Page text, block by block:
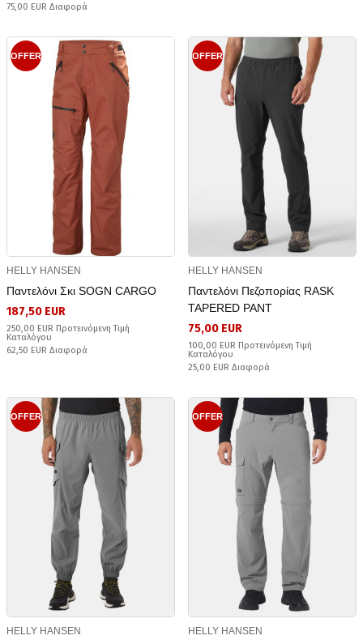
75,00 EUR Διαφορά
OFFER
HELLY HANSEN
Παντελόνι Σκι SOGN CARGO
187,50 EUR
250,00 EUR Προτεινόμενη Τιμή
Καταλόγου
62,50 EUR Διαφορά
OFFER
HELLY HANSEN
Παντελόνι Πεζοπορίας RASK
TAPERED PANT
75,00 EUR
100,00 EUR Προτεινόμενη Τιμή
Καταλόγου
25,00 EUR Διαφορά
OFFER
HELLY HANSEN
OFFER
HELLY HANSEN